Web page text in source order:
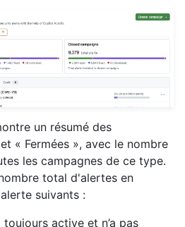
un résumé des
« Fermées », avec le nombre
les campagnes de ce type.
total d'alertes en
suivants :
toujours active et n’a pas